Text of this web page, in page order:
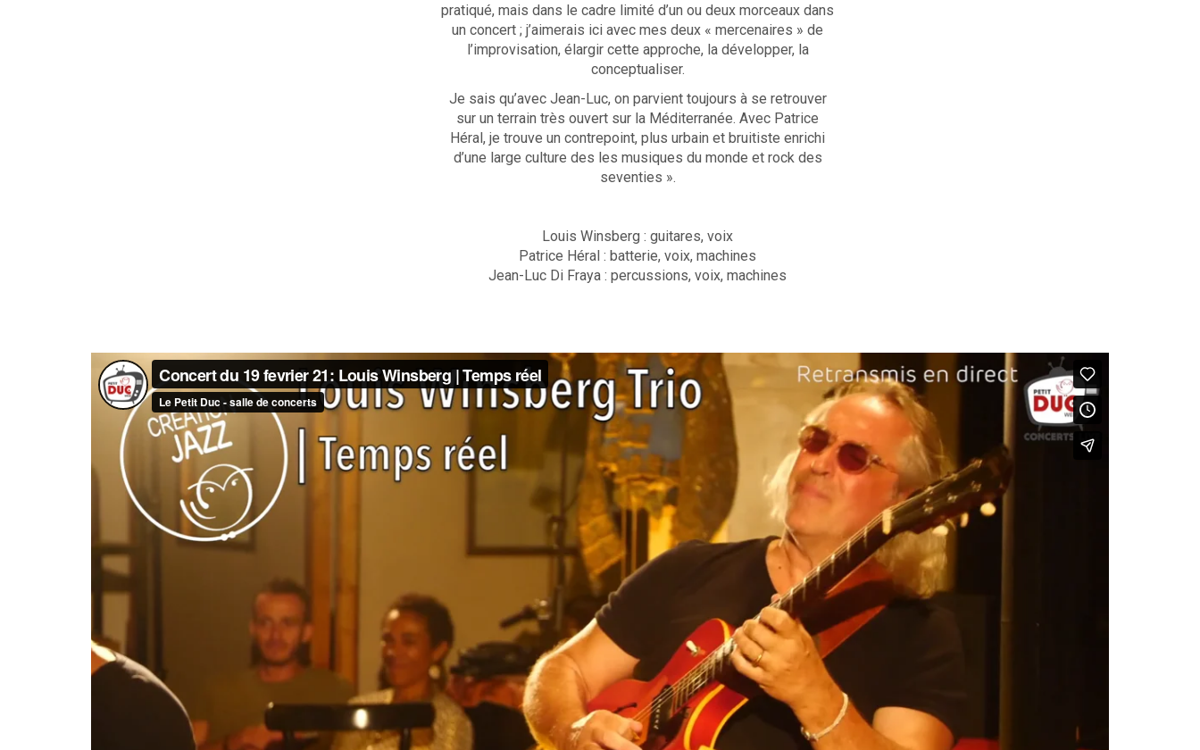
pratiqué, mais dans le cadre limité d’un ou deux morceaux dans
un concert ; j’aimerais ici avec mes deux « mercenaires » de
l’improvisation, élargir cette approche, la développer, la
conceptualiser.
Je sais qu’avec Jean-Luc, on parvient toujours à se retrouver
sur un terrain très ouvert sur la Méditerranée. Avec Patrice
Héral, je trouve un contrepoint, plus urbain et bruitiste enrichi
d’une large culture des les musiques du monde et rock des
seventies ».
Louis Winsberg : guitares, voix
Patrice Héral : batterie, voix, machines
Jean-Luc Di Fraya : percussions, voix, machines